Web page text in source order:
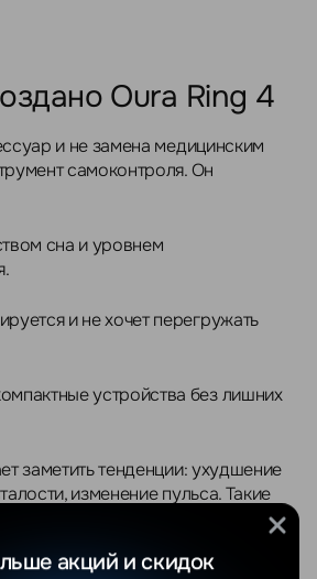
Oura Ring 4
и не замена медицинским
самоконтроля. Он
сна и уровнем
и не хочет перегружать
устройства без лишних
заметить тенденции: ухудшение
изменение пульса. Такие
интуитивно, особенно в ритме
акций и скидок